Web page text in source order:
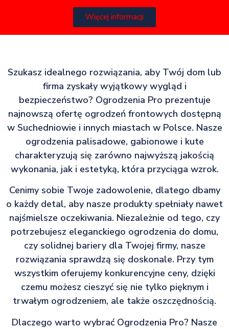
Więcej informacji
Szukasz idealnego rozwiązania, aby Twój dom lub
firma zyskały wyjątkowy wygląd i
bezpieczeństwo? Ogrodzenia Pro prezentuje
najnowszą ofertę ogrodzeń frontowych dostępną
w Suchedniowie i innych miastach w Polsce. Nasze
ogrodzenia palisadowe, gabionowe i kute
charakteryzują się zarówno najwyższą jakością
wykonania, jak i estetyką, która przyciąga wzrok.
Cenimy sobie Twoje zadowolenie, dlatego dbamy
o każdy detal, aby nasze produkty spełniały nawet
najśmielsze oczekiwania. Niezależnie od tego, czy
potrzebujesz eleganckiego ogrodzenia do domu,
czy solidnej bariery dla Twojej firmy, nasze
rozwiązania sprawdzą się doskonale. Przy tym
wszystkim oferujemy konkurencyjne ceny, dzięki
czemu możesz cieszyć się nie tylko pięknym i
trwałym ogrodzeniem, ale także oszczędnością.
Dlaczego warto wybrać Ogrodzenia Pro? Nasze